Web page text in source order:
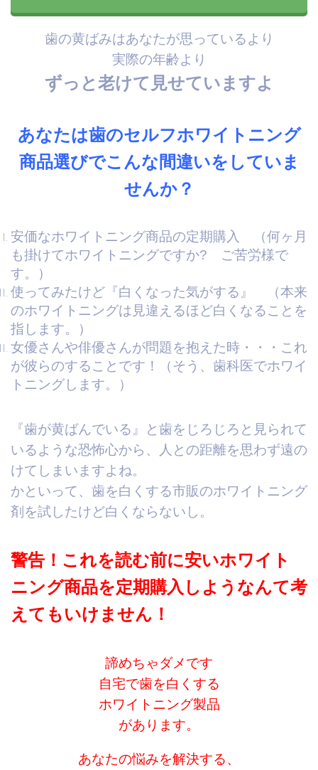
歯の黄ばみはあなたが思っているより
実際の年齢より
ずっと老けて見せていますよ
あなたは歯のセルフホワイトニング
商品選びでこんな間違いをしていま
せんか？
安価なホワイトニング商品の定期購入 （何ヶ月
も掛けてホワイトニングですか? ご苦労様で
す。）
使ってみたけど『白くなった気がする』 （本来
のホワイトニングは見違えるほど白くなることを
指します。）
女優さんや俳優さんが問題を抱えた時・・・これ
が彼らのすることです！（そう、歯科医でホワイ
トニングします。）
『歯が黄ばんでいる』と歯をじろじろと見られて
いるような恐怖心から、人との距離を思わず遠の
けてしまいますよね。
かといって、歯を白くする市販のホワイトニング
剤を試したけど白くならないし。
警告！これを読む前に安いホワイト
ニング商品を定期購入しようなんて考
えてもいけません！
諦めちゃダメです
自宅で歯を白くする
ホワイトニング製品
があります。
あなたの悩みを解決する、